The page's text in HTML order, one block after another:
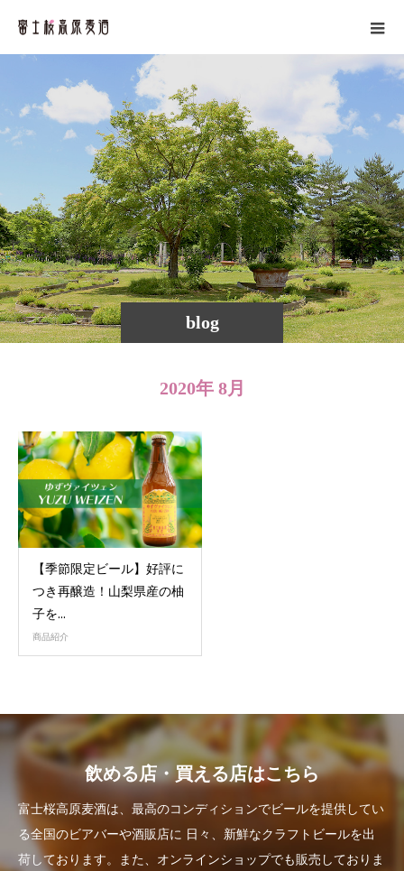
blog
2020年 8月
【季節限定ビール】好評に
つき再醸造！山梨県産の柚
子を...
商品紹介
飲める店・買える店はこちら
富士桜高原麦酒は、最高のコンディションでビールを提供してい
る全国のビアバーや酒販店に 日々、新鮮なクラフトビールを出
荷しております。また、オンラインショップでも販売しておりま